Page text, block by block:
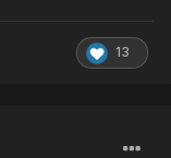
mais conhecida
.""
13